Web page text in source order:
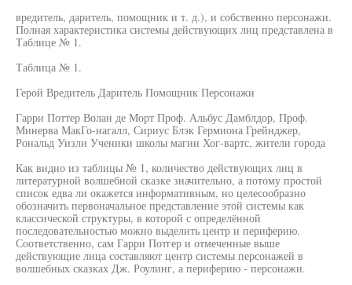
вредитель, даритель, помощник и т. д.), и собственно персонажи.
Полная характеристика системы действующих лиц представлена в
Таблице № 1.
Таблица № 1.
Герой Вредитель Даритель Помощник Персонажи
Гарри Поттер Волан де Морт Проф. Альбус Дамблдор, Проф.
Минерва МакГо-нагалл, Сириус Блэк Гермиона Грейнджер,
Рональд Уизли Ученики школы магии Хог-вартс, жители города
Как видно из таблицы № 1, количество действующих лиц в
литературной волшебной сказке значительно, а потому простой
список едва ли окажется информативным, но целесообразно
обозначить первоначальное представление этой системы как
классической структуры, в которой с определённой
последовательностью можно выделить центр и периферию.
Соответственно, сам Гарри Потгер и отмеченные выше
действующие лица составляют центр системы персонажей в
волшебных сказках Дж. Роулинг, а периферию - персонажи.